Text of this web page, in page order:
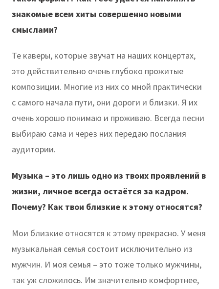
знакомые всем хиты совершенно новыми
смыслами?
Те каверы, которые звучат на наших концертах,
это действительно очень глубоко прожитые
композиции. Многие из них со мной практически
с самого начала пути, они дороги и близки. Я их
очень хорошо понимаю и проживаю. Всегда песни
выбираю сама и через них передаю послания
аудитории.
Музыка – это лишь одно из твоих проявлений в
жизни, личное всегда остаётся за кадром.
Почему? Как твои близкие к этому относятся?
Мои близкие относятся к этому прекрасно. У меня
музыкальная семья состоит исключительно из
мужчин. И моя семья – это тоже только мужчины,
так уж сложилось. Им значительно комфортнее,